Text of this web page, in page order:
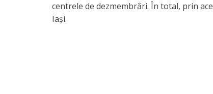
centrele de dezmembrări. În total, prin
Iași.